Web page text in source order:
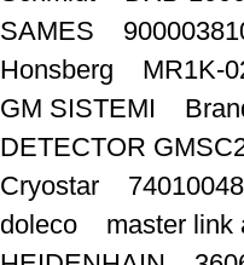
SAMES
Honsberg MR1K-
GM SISTEMI
DETECTOR
Cryostar
doleco master link